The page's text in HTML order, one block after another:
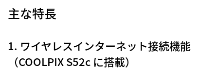
主な特長
1. ワイヤレスインターネット接続機能
（COOLPIX S52c に搭載）